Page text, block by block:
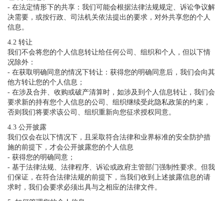
- 在法定情形下的共享：我们可能会根据法律法规规定、诉讼争议解
决需要，或按行政、司法机关依法提出的要求，对外共享您的个人
信息。
4.2 转让
我们不会将您的个人信息转让给任何公司、组织和个人，但以下情
况除外：
- 在获取明确同意的情况下转让：获得您的明确同意后，我们会向其
他方转让您的个人信息；
- 在涉及合并、收购或破产清算时，如涉及到个人信息转让，我们会
要求新的持有您个人信息的公司、组织继续受此隐私政策的约束，
否则我们将要求该公司、组织重新向您征求授权同意。
4.3 公开披露
我们仅会在以下情况下，且采取符合法律和业界标准的安全防护措
施的前提下，才会公开披露您的个人信息
- 获得您的明确同意；
- 基于法律法规、法律程序、诉讼或政府主管部门强制性要求。但我
们保证，在符合法律法规的前提下，当我们收到上述披露信息的请
求时，我们会要求必须出具与之相应的法律文件。